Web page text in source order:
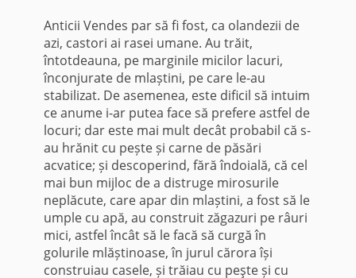
Anticii Vendes par să fi fost, ca olandezii de
azi, castori ai rasei umane. Au trăit,
întotdeauna, pe marginile micilor lacuri,
înconjurate de mlaștini, pe care le-au
stabilizat. De asemenea, este dificil să intuim
ce anume i-ar putea face să prefere astfel de
locuri; dar este mai mult decât probabil că s-
au hrănit cu pește și carne de păsări
acvatice; și descoperind, fără îndoială, că cel
mai bun mijloc de a distruge mirosurile
neplăcute, care apar din mlaștini, a fost să le
umple cu apă, au construit zăgazuri pe râuri
mici, astfel încât să le facă să curgă în
golurile mlăștinoase, în jurul cărora își
construiau casele, și trăiau cu peşte și cu